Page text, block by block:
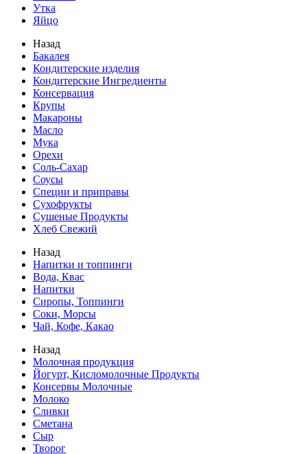
Утка
Яйцо
Назад
Бакалея
Кондитерские изделия
Кондитерские Ингредиенты
Консервация
Крупы
Макароны
Масло
Мука
Орехи
Соль-Сахар
Соусы
Специи и приправы
Сухофрукты
Сушеные Продукты
Хлеб Свежий
Назад
Напитки и топпинги
Вода, Квас
Напитки
Сиропы, Топпинги
Соки, Морсы
Чай, Кофе, Какао
Назад
Молочная продукция
Йогурт, Кисломолочные Продукты
Консервы Молочные
Молоко
Сливки
Сметана
Сыр
Творог